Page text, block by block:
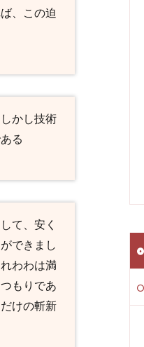
、この迫
かし技術
る
て、安く
できまし
わわは満
もりであ
けの斬新